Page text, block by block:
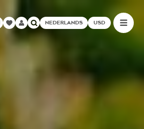
NEDERLANDS USD